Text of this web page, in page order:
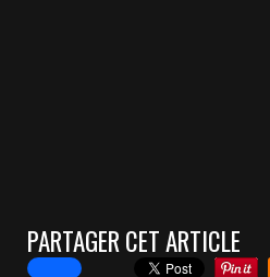
PARTAGER CET ARTICLE